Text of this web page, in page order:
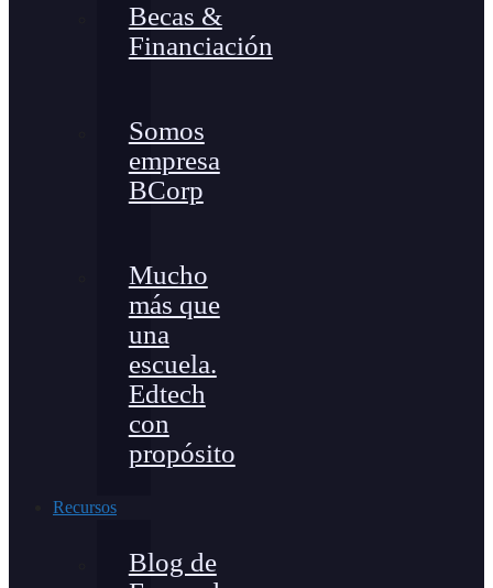
Becas &
Financiación
Somos
empresa
BCorp
Mucho
más que
una
escuela.
Edtech
con
propósito
Recursos
Blog de